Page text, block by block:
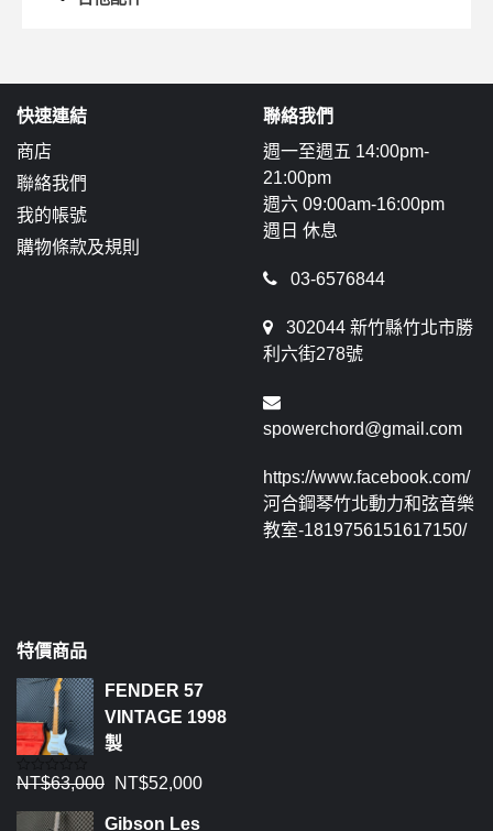
快速連結
商店
聯絡我們
我的帳號
購物條款及規則
聯絡我們
週一至週五 14:00pm-
21:00pm
週六 09:00am-16:00pm
週日 休息
03-6576844
302044 新竹縣竹北市勝
利六街278號
spowerchord@gmail.com
https://www.facebook.com/
河合鋼琴竹北動力和弦音樂
教室-1819756151617150/
特價商品
FENDER 57
VINTAGE 1998
製
評
0
NT$63,000 NT$52,000
Gibson Les